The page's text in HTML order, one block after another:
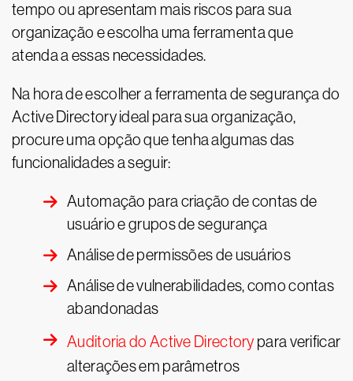
tempo ou apresentam mais riscos para sua
organização e escolha uma ferramenta que
atenda a essas necessidades.
Na hora de escolher a ferramenta de segurança do
Active Directory ideal para sua organização,
procure uma opção que tenha algumas das
funcionalidades a seguir:
Automação para criação de contas de
usuário e grupos de segurança
Análise de permissões de usuários
Análise de vulnerabilidades, como contas
abandonadas
Auditoria do Active Directory para verificar
alterações em parâmetros